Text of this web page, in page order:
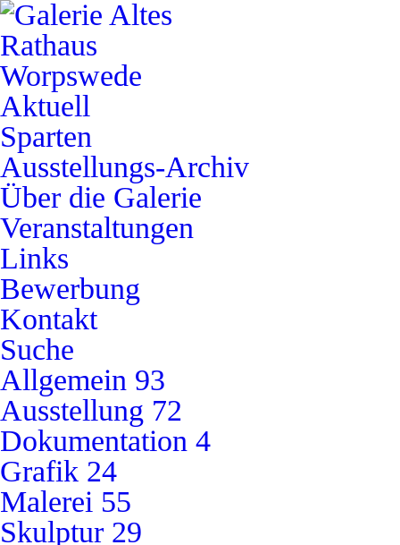
Aktuell
Sparten
Ausstellungs-Archiv
Über die Galerie
Veranstaltungen
Links
Bewerbung
Kontakt
Suche
Allgemein 93
Ausstellung 72
Dokumentation 4
Grafik 24
Malerei 55
Skulptur 29